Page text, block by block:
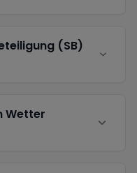
(SB)
Wetter